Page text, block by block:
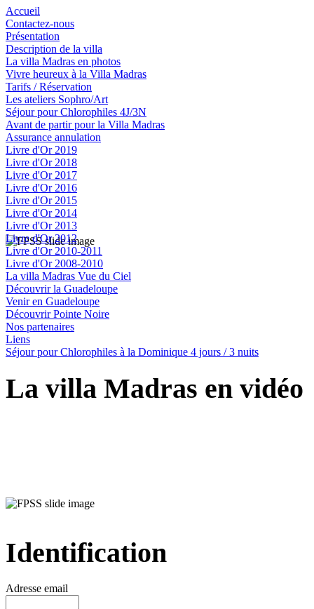
Accueil
Contactez-nous
Présentation
Description de la villa
La villa Madras en photos
Vivre heureux à la Villa Madras
Tarifs / Réservation
Les ateliers Sophro/Art
Séjour pour Chlorophiles 4J/3N
Avant de partir pour la Villa Madras
Assurance annulation
Livre d'Or 2019
Livre d'Or 2018
Livre d'Or 2017
Livre d'Or 2016
Livre d'Or 2015
Livre d'Or 2014
Livre d'Or 2013
Livre d'Or 2012
Livre d'Or 2010-2011
Livre d'Or 2008-2010
La villa Madras Vue du Ciel
Découvrir la Guadeloupe
Venir en Guadeloupe
Découvrir Pointe Noire
Nos partenaires
Liens
Séjour pour Chlorophiles à la Dominique 4 jours / 3 nuits
La villa Madras en vidéo
Identification
Adresse email